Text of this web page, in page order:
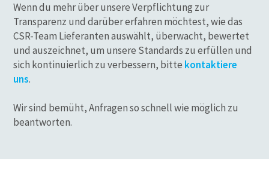
Wenn du mehr über unsere Verpflichtung zur
Transparenz und darüber erfahren möchtest, wie das
CSR-Team Lieferanten auswählt, überwacht, bewertet
und auszeichnet, um unsere Standards zu erfüllen und
sich kontinuierlich zu verbessern, bitte kontaktiere
uns.
Wir sind bemüht, Anfragen so schnell wie möglich zu
beantworten.